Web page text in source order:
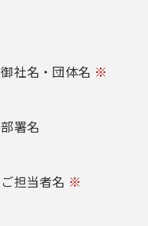
御社名・団体名 ※
部署名
ご担当者名 ※